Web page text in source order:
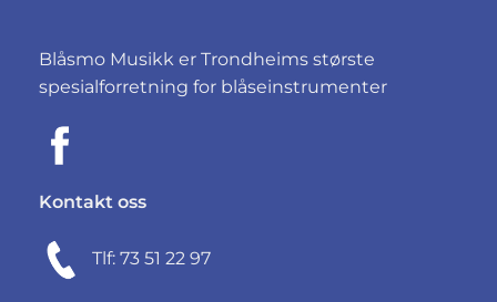
Blåsmo Musikk er Trondheims største
spesialforretning for blåseinstrumenter
Kontakt oss
Tlf: 73 51 22 97